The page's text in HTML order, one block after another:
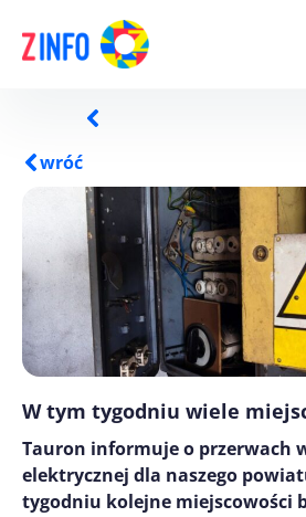
wróć
W tym tygodniu wiele
Tauron informuje o przerwach
elektrycznej dla naszego
tygodniu kolejne miejscowości